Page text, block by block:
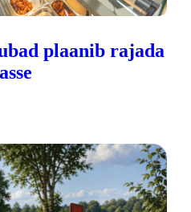
plaanib rajada